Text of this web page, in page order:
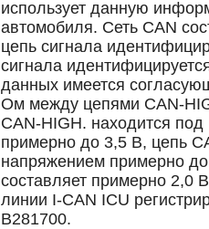
использует данную
автомобиля. Сеть CAN
цепь сигнала
сигнала
данных имеется
Ом между цепями CAN-
CAN-HIGH. находится
примерно до 3,5 В, цепь
напряжением примерно
составляет примерно 2,0
линии I-CAN ICU
B281700.